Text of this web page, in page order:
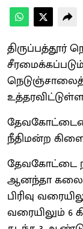
திருப்பத்தூர்
சீரமைக்கப்படும்
நீதிமன்ற
தேவகோட்டை
ஆனந்தா கலைக்
பிரிவு
வரையிலும் 6